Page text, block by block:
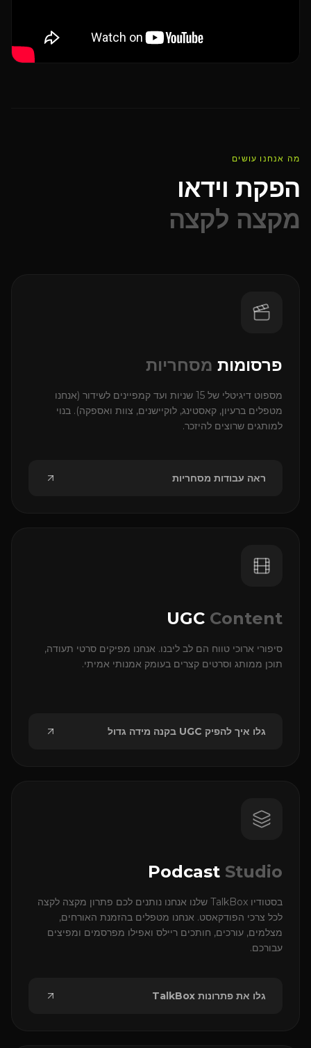
מה אנחנו עושים
הפקת וידאו
מקצה לקצה
פרסומות מסחריות
מספוט דיגיטלי של 15 שניות ועד קמפיינים לשידור (אנחנו
מטפלים ברעיון, קאסטינג, לוקיישנים, צוות ואספקה). בנוי
למותגים שרוצים להיזכר.
ראה עבודות מסחריות
UGC Content
סיפורי ארוכי טווח הם לב ליבנו. אנחנו מפיקים סרטי תעודה,
תוכן ממותג וסרטים קצרים בעומק אמנותי אמיתי.
גלו איך להפיק UGC בקנה מידה גדול
Podcast Studio
בסטודיו TalkBox שלנו אנחנו נותנים לכם פתרון מקצה לקצה
לכל צרכי הפודקאסט. אנחנו מטפלים בהזמנת האורחים,
מצלמים, עורכים, חותכים ריילס ואפילו מפרסמים ומפיצים
עבורכם.
גלו את פתרונות TalkBox